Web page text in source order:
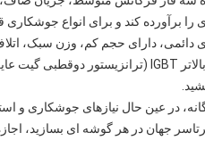
را برآورده کند و برای انواع
دائمی، دارای حجم کم، وزن سبک، اتلاف آهن
در عین حال نیازهای جوشکاری و
جهان در هر گوشه ای بسازید،